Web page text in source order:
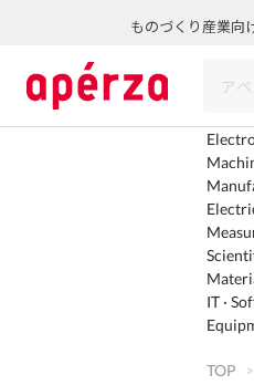
ものづくり産業向
IT ·
TOP